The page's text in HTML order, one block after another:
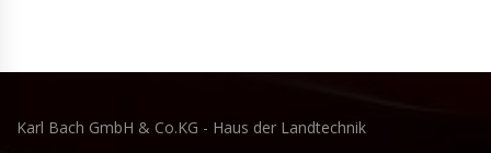
Karl Bach GmbH & Co.KG - Haus der Landtechnik